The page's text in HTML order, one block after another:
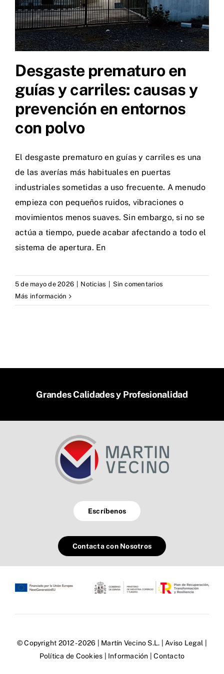
Desgaste prematuro en
guías y carriles: causas y
prevención en entornos
con polvo
El desgaste prematuro en guías y carriles es una
de las averías más habituales en puertas
industriales sometidas a uso frecuente. A menudo
empieza con pequeños ruidos, vibraciones o
movimientos menos suaves. Sin embargo, si no se
actúa a tiempo, puede acabar afectando a todo el
sistema de apertura. En
5 de mayo de 2026 Noticias
Sin comentarios
Más información
Grandes Calidades y Profesionalidad
Escríbenos
Contacta con Nosotros
© Copyright 2012 - 2026 | Martín Vecino S.L. | Aviso Legal
Política de Cookies
Información |Contacto